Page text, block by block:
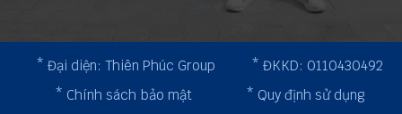
* Đại diện: Thiên Phúc Group
* ĐKKD: 0110430492
* Chính sách bảo mật
* Quy định sử dụng